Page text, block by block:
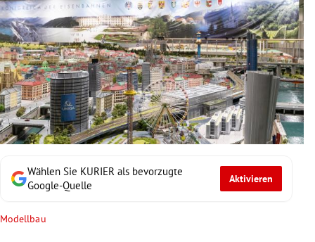
Untermenü
Untermenü
Wählen Sie KURIER als bevorzugte
Google-Quelle
Aktivieren
Modellbau